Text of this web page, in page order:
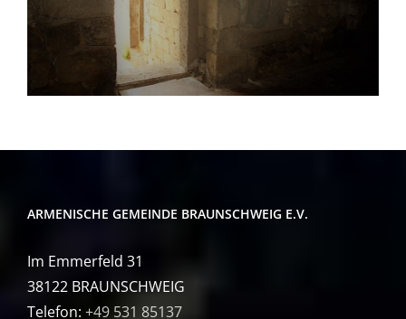
ARMENISCHE GEMEINDE BRAUNSCHWEIG E.V.
Im Emmerfeld 31
38122 BRAUNSCHWEIG
Telefon: +49 531 85137